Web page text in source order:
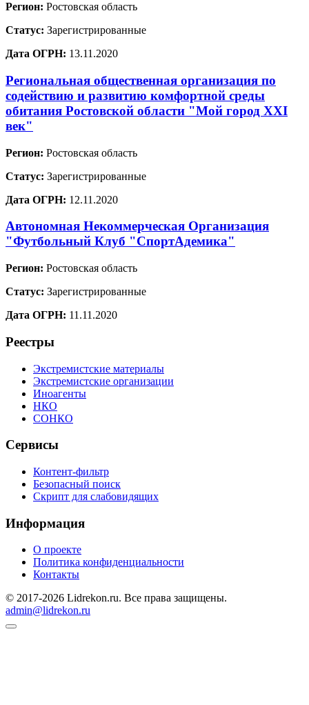
Регион: Ростовская область
Статус: Зарегистрированные
Дата ОГРН: 13.11.2020
Региональная общественная организация по
содействию и развитию комфортной среды
обитания Ростовской области "Мой город XXI
век"
Регион: Ростовская область
Статус: Зарегистрированные
Дата ОГРН: 12.11.2020
Автономная Некоммерческая Организация
"Футбольный Клуб "СпортАдемика"
Регион: Ростовская область
Статус: Зарегистрированные
Дата ОГРН: 11.11.2020
Реестры
Экстремистские материалы
Экстремистские организации
Иноагенты
НКО
СОНКО
Сервисы
Контент-фильтр
Безопасный поиск
Скрипт для слабовидящих
Информация
О проекте
Политика конфиденциальности
Контакты
© 2017-2026 Lidrekon.ru. Все права защищены.
admin@lidrekon.ru